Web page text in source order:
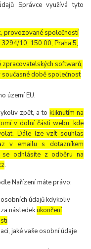
Správce využívá tyto
provozované společností
10, 150 00, Praha 5,
softwarů,
současné době společnost
území EU.
zpět, a tokliknutím na
v dolní části webu, kde
Dále lze vzít souhlas
v emailu s dotazníkem
se odhlásíte z odběru na
.
Nařízení máte právo:
údajů kdykoliv
následekukončení
jaké vaše osobní údaje